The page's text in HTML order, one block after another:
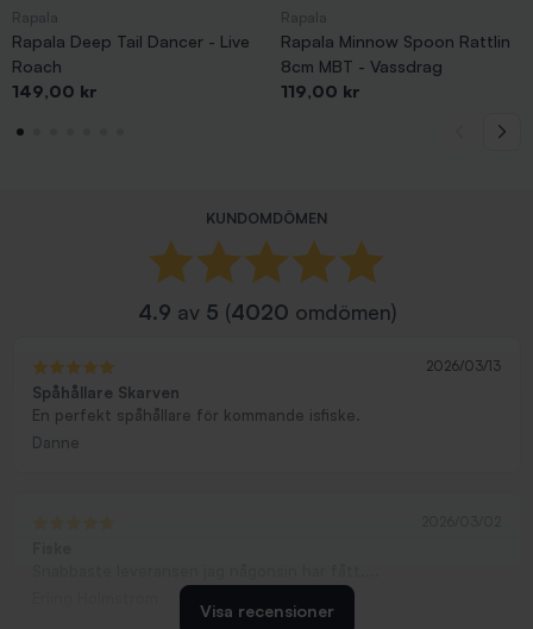
Rapala Deep Tail Dancer - Live
Roach
Pris
149,00 kr
Rapala Minnow Spoon Rattlin
8cm MBT - Vassdrag
Pris
119,00 kr
KUNDOMDÖMEN
4.9 av 5 (4020 omdömen)
2026/03/13
Spåhållare Skarven
En perfekt spåhållare för kommande isfiske.
Danne
Visa recensioner